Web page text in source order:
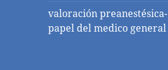
valoración preanestésica-
papel del medico general